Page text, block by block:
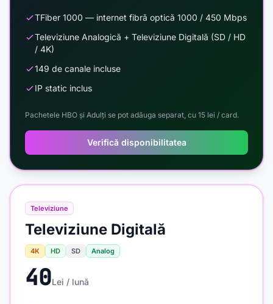
Televiziune
Televiziune Digitală
4K HD SD Analog
40Lei / lună
TFiber 1000 — internet fibră optică 1000 / 450 Mbps
Televiziune Analogică + Televiziune Digitală (SD / HD
/ 4K)
149 de canale incluse
IP static inclus
Pachetele HBO și Adulți se pot adăuga separat, cu 15 lei / card.
Verifică disponibilitatea